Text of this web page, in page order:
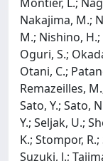
Nakajima, M.;
M.; Nishino,
Oguri, S.;
Otani, C.;
Remazeilles,
Sato, Y.; Sato,
Y.; Seljak, U.;
K.; Stompor,
Suzuki, J.;